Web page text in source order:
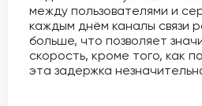
между пользователями и
каждым днём каналы связи
больше, что позволяет
скорость, кроме того, как
эта задержка